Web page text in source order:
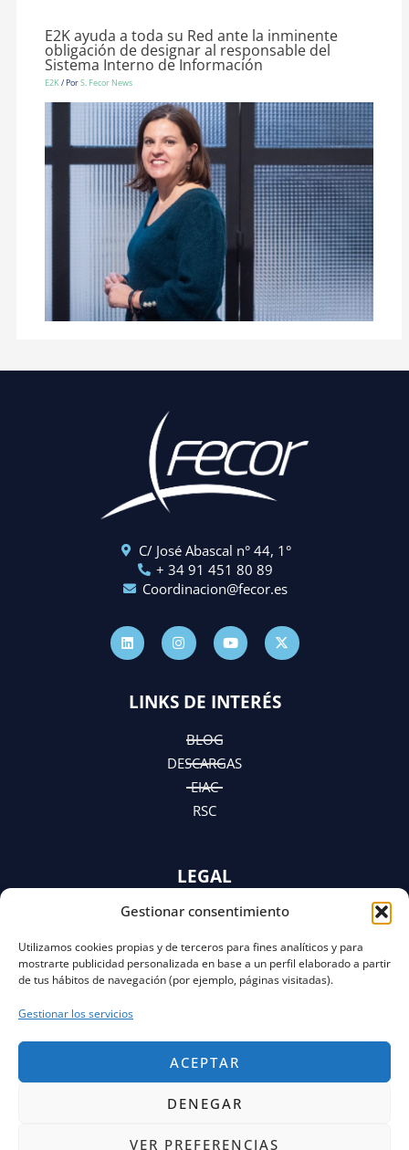
Gestionar consentimiento
Utilizamos cookies propias y de terceros para fines analíticos y para
mostrarte publicidad personalizada en base a un perfil elaborado a partir
de tus hábitos de navegación (por ejemplo, páginas visitadas).
Gestionar los servicios
ACEPTAR
DENEGAR
VER PREFERENCIAS
E2K ayuda a toda su Red ante la inminente
obligación de designar al responsable del
Sistema Interno de Información
E2K/ PorS. Fecor News
C/ José Abascal n° 44, 1°
+ 34 91 451 80 89
Coordinacion@fecor.es
L
i
n
k
I
n
s
t
r
m
Y
o
u
t
e
X
-
t
w
t
LINKS DE INTERÉS
BLOG
DESCARGAS
EIAC
RSC
LEGAL
AVISO LEGAL
Y AVISO DE PRIVACIDAD
POLÍTICA DE COOKIES